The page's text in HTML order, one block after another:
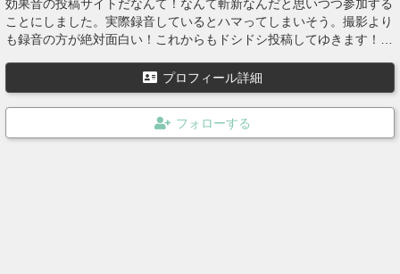
効果音の投稿サイトだなんて！なんて斬新なんだと思いつつ参加する
ことにしました。実際録音しているとハマってしまいそう。撮影より
も録音の方が絶対面白い！これからもドシドシ投稿してゆきます！自
プロフィール詳細